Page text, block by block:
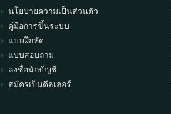
นโยบายความเป็นส่วนตัว
คู่มือการขึ้นระบบ
แบบฝึกหัด
แบบสอบถาม
ลงชื่อนักบัญชี
สมัครเป็นดีลเลอร์